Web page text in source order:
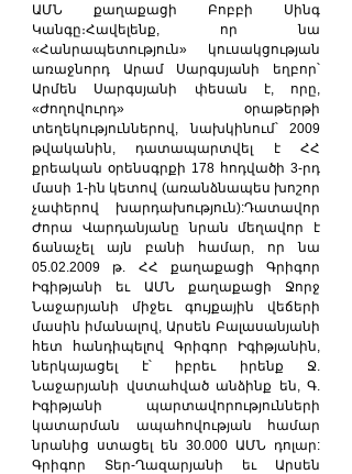
ԱՄՆ քաղաքացի Բոբբի Սինգ
Կանգը։Հավելենք, որ նա
«Հանրապետություն» կուսակցության
առաջնորդ Արամ Սարգսյանի եղբոր՝
Արմեն Սարգսյանի փեսան է, որը,
«Ժողովուրդ» օրաթերթի
տեղեկություններով, նախկինում՝ 2009
թվականին, դատապարտվել է ՀՀ
քրեական օրենսգրքի 178 հոդվածի 3-րդ
մասի 1-ին կետով (առանձնապես խոշոր
չափերով խարդախություն):Դատավոր
Ժորա Վարդանյանը նրան մեղավոր է
ճանաչել այն բանի համար, որ նա
05.02.2009 թ. ՀՀ քաղաքացի Գրիգոր
Իգիթյանի եւ ԱՄՆ քաղաքացի Ջորջ
Նաջարյանի միջեւ գույքային վեճերի
մասին իմանալով, Արսեն Բալասանյանի
հետ հանդիպելով Գրիգոր Իգիթյանին,
ներկայացել է՝ իբրեւ իրենք Ջ.
Նաջարյանի վստահված անձինք են, Գ.
Իգիթյանի պարտավորությունների
կատարման ապահովության համար
նրանից ստացել են 30.000 ԱՄՆ դոլար:
Գրիգոր Տեր-Ղազարյանի եւ Արսեն